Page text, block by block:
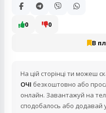
0 0
В
На цій сторінці ти можеш
ОЧІ безкоштовно або
онлайн. Завантажуй на
сподобалось або додавай